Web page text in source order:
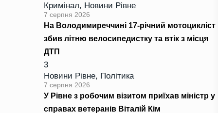
Кримінал, Новини Рівне
7 серпня 2026
На Володимиреччині 17-річний мотоцикліст
збив літню велосипедистку та втік з місця
ДТП
3
Новини Рівне, Політика
7 серпня 2026
У Рівне з робочим візитом приїхав міністр у
справах ветеранів Віталій Кім